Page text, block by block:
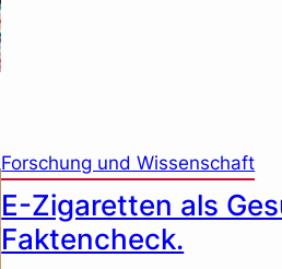
Forschung und Wissenschaft
E-Zigaretten als
Faktencheck.